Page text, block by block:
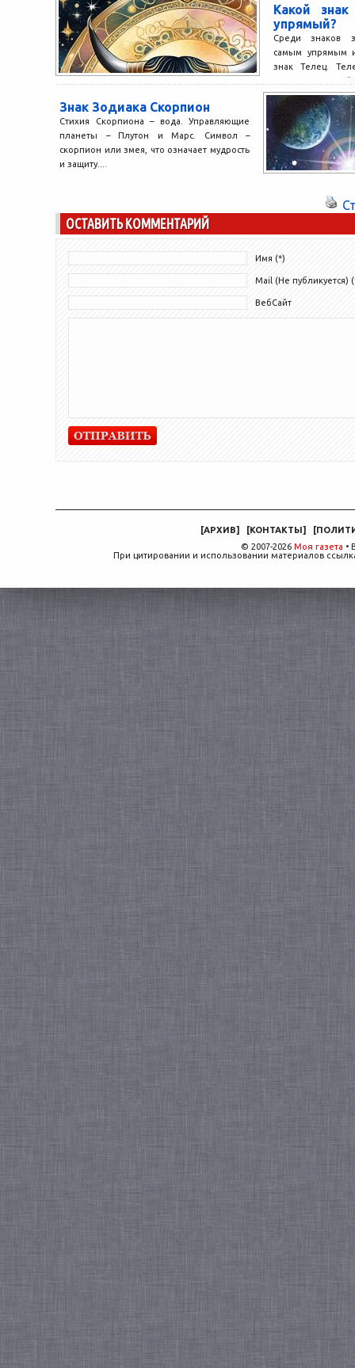
Какой
упрямый?
Среди знаков
самым упрямым
знак Телец.
зодиака, который
Знак Зодиака Скорпион
Стихия Скорпиона – вода. Управляющие
планеты – Плутон и Марс. Символ –
скорпион или змея, что означает мудрость
и защиту....
ОСТАВИТЬ КОММЕНТАРИЙ
Имя (*)
Mail (Не публикуется)
ВебСайт
[АРХИВ] [КОНТАКТЫ] [
© 2007-2026 Моя газета •
При цитировании и использовании материалов